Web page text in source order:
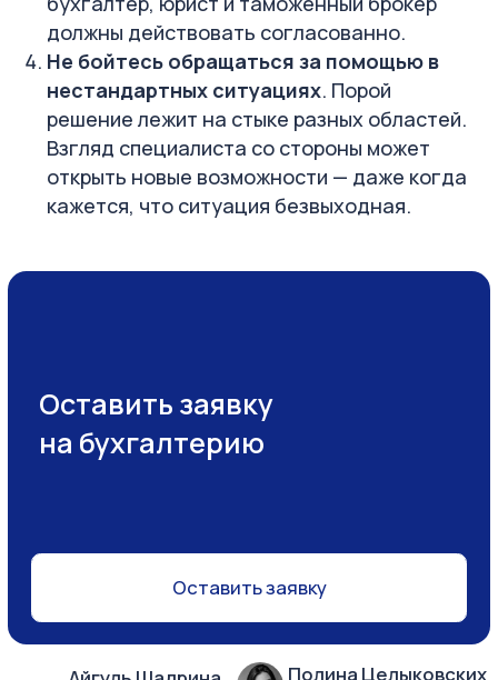
должны действовать согласованно.
Не бойтесь обращаться за помощью в
нестандартных ситуациях. Порой
решение лежит на стыке разных областей.
Взгляд специалиста со стороны может
открыть новые возможности — даже когда
кажется, что ситуация безвыходная.